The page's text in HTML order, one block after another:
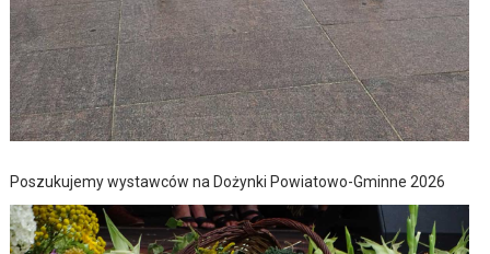
Poszukujemy wystawców na Dożynki Powiatowo-Gminne 2026